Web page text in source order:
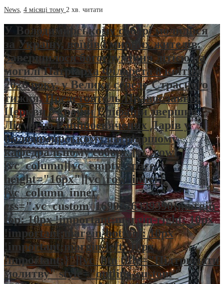
News, 4 місяці тому 2 хв. читати
У Володимирському соборі молилися
за Україну, воїнів і мирних жителів.
Завершилося богослужіння літією на
могилі Патріарха Філарета 8 квітня
2026 року, у Велику середу Страсного
тижня, Предстоятель Православної
Церкви України Епіфаній звершив
Літургію Ранішосвячених Дарів у
Володимирському патріаршому
кафедральному соборі. [vc_row]
[vc_column][vc_empty_space
height="16px"][vc_row_inner]
[vc_column_inner
css=".vc_custom_1690226339390{margin-
top: 10px !important;margin-right: 10px
!important;margin-bottom: 10px
!important;margin-left: 10px
!important;}"][vc_btn title="Підтримати
молитву" style="outline-custom"